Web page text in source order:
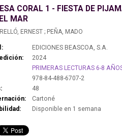
CORAL 1 - FIESTA DE
MAR
ERNEST ; PEÑA, MADO
EDICIONES BEASCOA, S.A.
2024
PRIMERAS LECTURAS 6-8
978-84-488-6707-2
48
Cartoné
Disponible en 1 semana